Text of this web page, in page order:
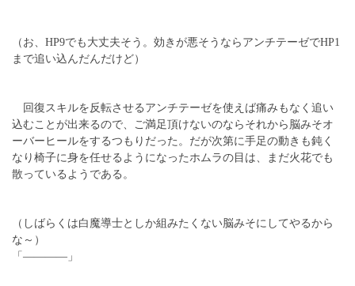
（お、HP9でも大丈夫そう。効きが悪そうならアンチテーゼでHP1
まで追い込んだんだけど）
回復スキルを反転させるアンチテーゼを使えば痛みもなく追い
込むことが出来るので、ご満足頂けないのならそれから脳みそオ
ーバーヒールをするつもりだった。だが次第に手足の動きも鈍く
なり椅子に身を任せるようになったホムラの目は、まだ火花でも
散っているようである。
（しばらくは白魔導士としか組みたくない脳みそにしてやるから
な～）
「――――」